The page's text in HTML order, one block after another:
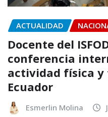
ACTUALIDAD
Docente del
conferencia
actividad física y
Ecuador
Esmerlin Molina